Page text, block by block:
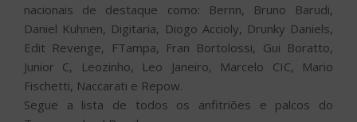
nacionais de destaque como: Bernn, Bruno Barudi,
Daniel Kuhnen, Digitaria, Diogo Accioly, Drunky Daniels,
Edit Revenge, FTampa, Fran Bortolossi, Gui Boratto,
Junior C, Leozinho, Leo Janeiro, Marcelo CIC, Mario
Fischetti, Naccarati e Repow.
Segue a lista de todos os anfitriões e palcos do